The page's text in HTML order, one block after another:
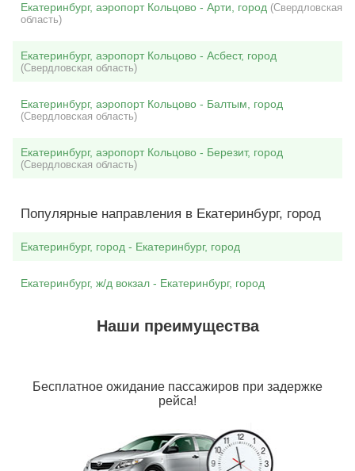
Екатеринбург, аэропорт Кольцово - Арти, город (Свердловская
область)
Екатеринбург, аэропорт Кольцово - Асбест, город
(Свердловская область)
Екатеринбург, аэропорт Кольцово - Балтым, город
(Свердловская область)
Екатеринбург, аэропорт Кольцово - Березит, город
(Свердловская область)
Популярные направления в Екатеринбург, город
Екатеринбург, город - Екатеринбург, город
Екатеринбург, ж/д вокзал - Екатеринбург, город
Наши преимущества
Бесплатное ожидание пассажиров при задержке
рейса!